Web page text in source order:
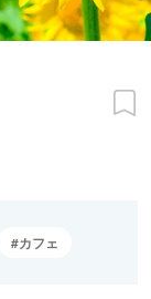
カフェ